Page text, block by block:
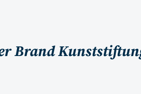
Brand